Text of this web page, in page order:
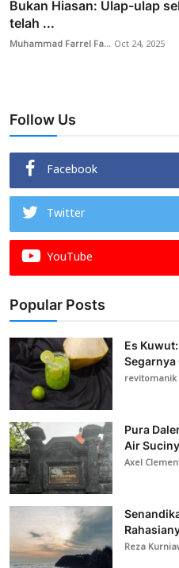
Bukan Hiasan: Ulap-ulap
telah ...
Muhammad Farrel Fa... Oct 24, 2025
Follow Us
Facebook
Twitter
YouTube
Popular Posts
Es
Segarnya
revitomanik
Pura
Air
Axel
Reza